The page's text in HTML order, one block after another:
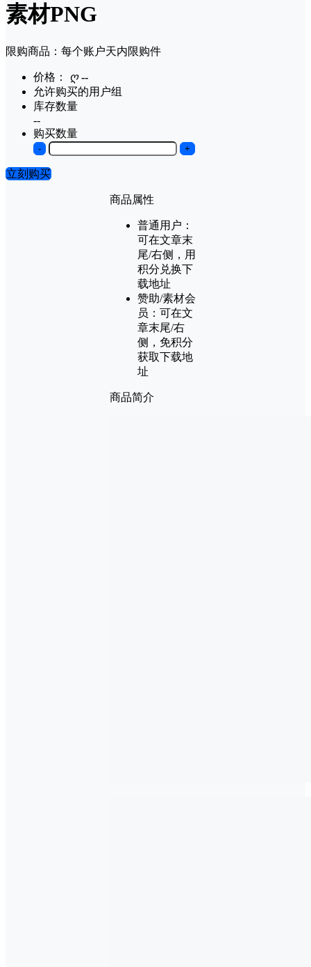
素材PNG
限购商品：每个账户天内限购件
价格： ღ --
允许购买的用户组
库存数量
--
购买数量
- +
立刻购买
商品属性
普通用户：
可在文章末
尾/右侧，用
积分兑换下
载地址
赞助/素材会
员： 可在文
章末尾/右
侧，免积分
获取下载地
址
商品简介